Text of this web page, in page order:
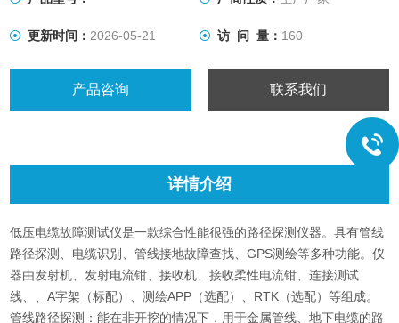
更新时间： 2026-05-21 访 问 量： 160
产品咨询 联系我们
详情介绍
低压电缆故障测试仪是一款综合性能很强的路径探测仪器。具有管线
路径探测、电缆识别、管线接地故障查找、GPS测绘等多种功能。仪
器由发射机、发射电流钳、接收机、接收柔性电流钳、连接测试
线、、A字架（标配）、测绘APP（选配）、RTK（选配）等组成。
管线路径探测：能在非开挖的情况下，用于金属管线、地下电缆的路